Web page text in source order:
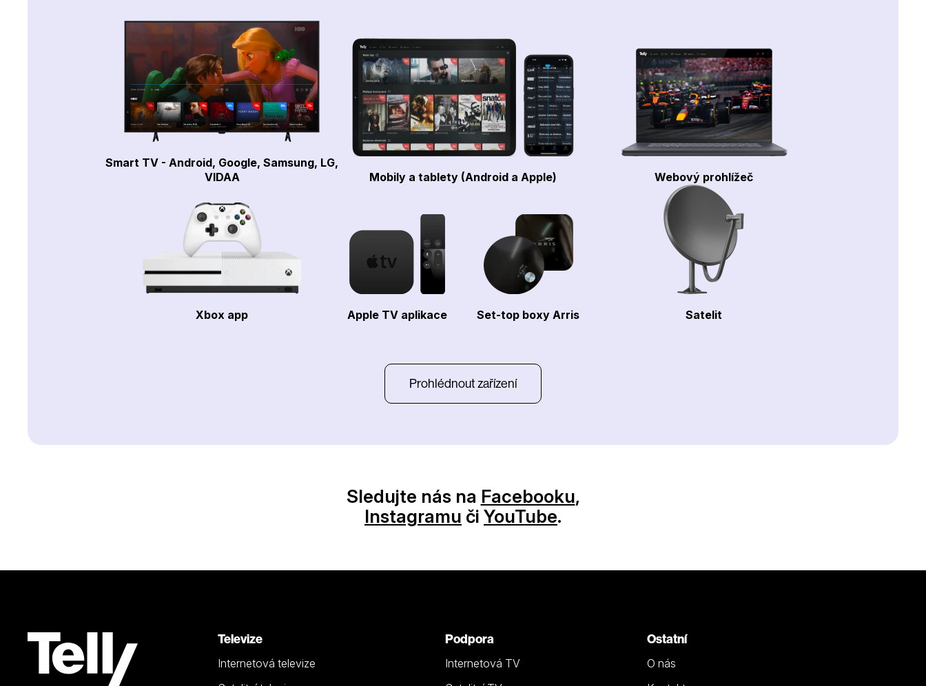
Smart TV - Android, Google, Samsung, LG,
VIDAA
Mobily a tablety (Android a Apple) Webový prohlížeč
Xbox app Apple TV aplikace Set-top boxy Arris Satelit
Prohlédnout zařízení
Sledujte nás na Facebooku,
Instagramu či YouTube.
Televize
Internetová televize
Podpora
Internetová TV
Ostatní
O nás